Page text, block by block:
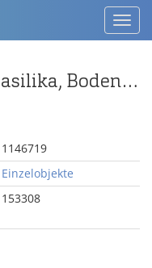
Menorca, Isla del Rey, Basilika, Bodenmosaik 3
1146719
Einzelobjekte
153308